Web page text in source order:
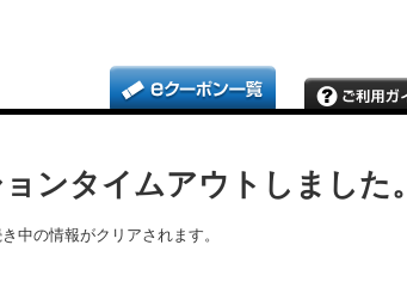
ンタイムアウトしました。
中の情報がクリアされます。